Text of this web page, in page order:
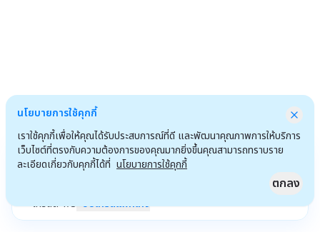
เครดิต1/3 อัปเกรดแพ็กเกจ
นโยบายการใช้คุกกี้
เราใช้คุกกี้เพื่อให้คุณได้รับประสบการณ์ที่ดี และพัฒนาคุณภาพการให้บริการ
เว็บไซต์ที่ตรงกับความต้องการของคุณมากยิ่งขึ้นคุณสามารถทราบราย
ละเอียดเกี่ยวกับคุกกี้ได้ที่ นโยบายการใช้คุกกี้
ตกลง